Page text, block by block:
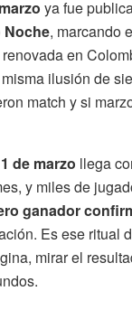
ya fue
, marcando
en
ilusión de
match y si
de marzo llega
y miles de
ganador
Es ese ritual
mirar el